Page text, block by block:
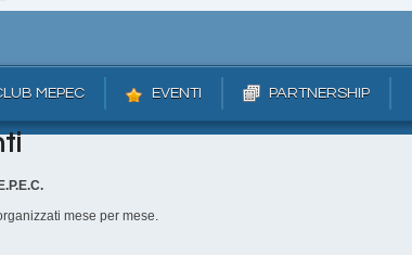
MEPEC EVENTI PARTNERSHIP
mese per mese.